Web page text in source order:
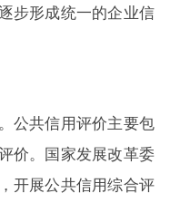
步形成统一的企业信
共信用评价主要包
价。国家发展改革委
开展公共信用综合评